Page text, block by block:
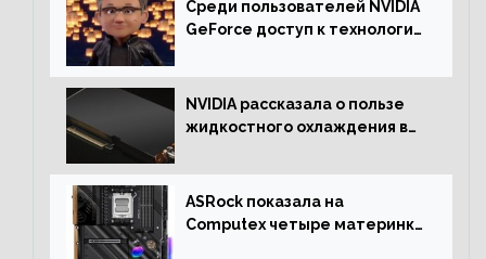
Среди пользователей NVIDIA
GeForce доступ к технологии
NVIDIA рассказала о пользе
жидкостного охлаждения в
ASRock показала на
Computex четыре материнки